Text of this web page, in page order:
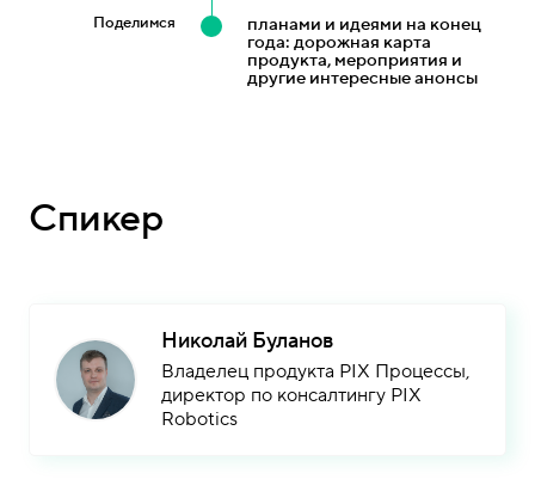
Поделимся планами и идеями на конец
года: дорожная карта
продукта, мероприятия и
другие интересные анонсы
Спикер
Николай Буланов
Владелец продукта PIX Процессы,
директор по консалтингу PIX
Robotics